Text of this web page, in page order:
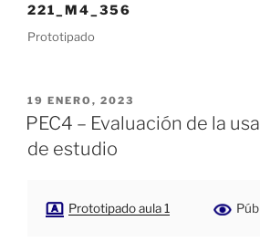
221_M4_356
Prototipado
PUBLICADO
EL
19 ENERO, 2023
PEC4 – Evaluación de la
de estudio
Prototipado aula 1